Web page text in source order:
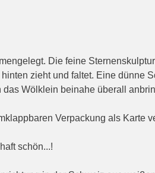
Die feine
zieht und faltet. Eine dünne
Wölklein beinahe überall
Verpackung als Karte
schön...!